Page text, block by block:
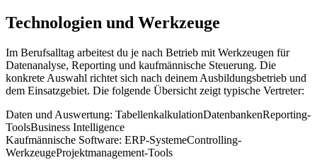
Technologien und Werkzeuge
Im Berufsalltag arbeitest du je nach Betrieb mit Werkzeugen für
Datenanalyse, Reporting und kaufmännische Steuerung. Die
konkrete Auswahl richtet sich nach deinem Ausbildungsbetrieb und
dem Einsatzgebiet. Die folgende Übersicht zeigt typische Vertreter:
Daten und Auswertung: TabellenkalkulationDatenbankenReporting-
ToolsBusiness Intelligence
Kaufmännische Software: ERP-SystemeControlling-
WerkzeugeProjektmanagement-Tools